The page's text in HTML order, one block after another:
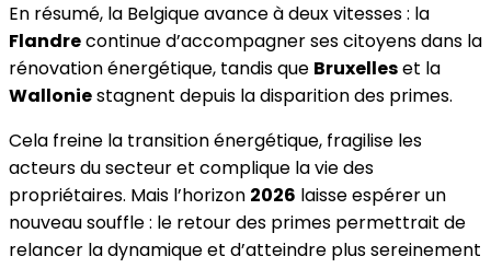
En résumé, la Belgique avance à deux vitesses : la
Flandrecontinue d’accompagner ses citoyens dans la
rénovation énergétique, tandis que Bruxelleset la
Walloniestagnent depuis la disparition des primes.
Cela freine la transition énergétique, fragilise les
acteurs du secteur et complique la vie des
propriétaires. Mais l’horizon 2026 laisse espérer un
nouveau souffle : le retour des primes permettrait de
relancer la dynamique et d’atteindre plus sereinement